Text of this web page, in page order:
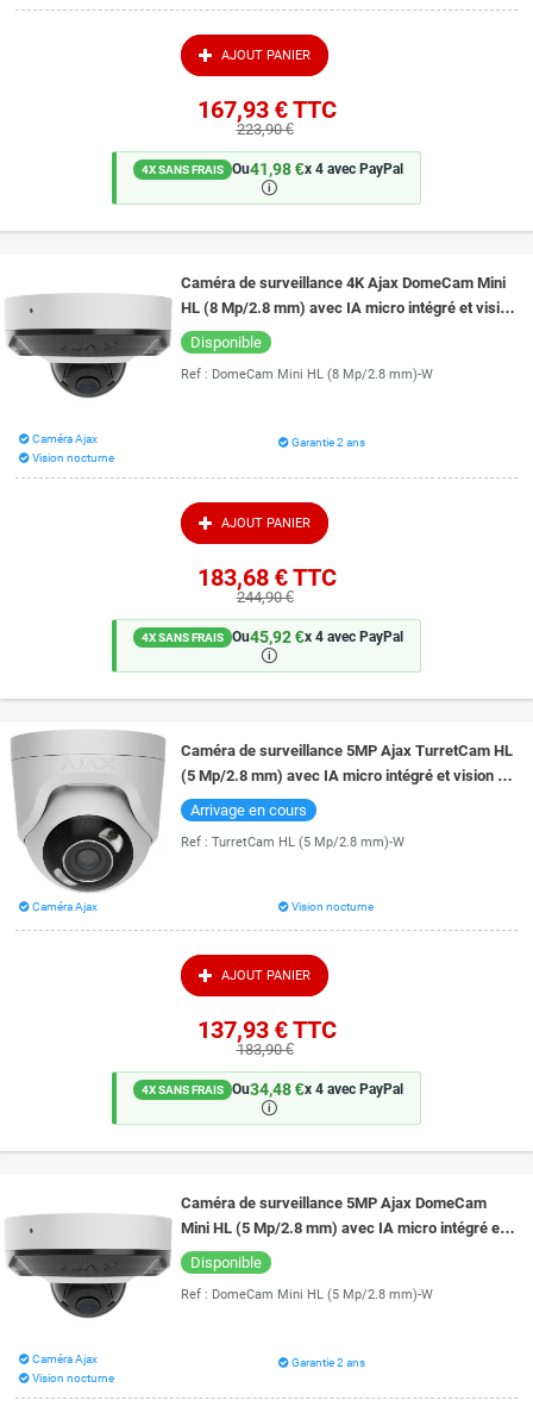
AJOUT PANIER
167,93 €TTC
223,90 €
4X SANS FRAIS Ou41,98 €x 4 avec PayPal
🛈
Caméra de surveillance 4K Ajax DomeCam Mini
HL (8 Mp/2.8 mm) avec IA micro intégré et vision
de nuit couleur 15 mètres
Disponible
Ref : DomeCam Mini HL (8 Mp/2.8 mm)-W
Caméra Ajax
Vision nocturne
Garantie 2 ans
AJOUT PANIER
183,68 €TTC
244,90 €
4X SANS FRAIS Ou45,92 €x 4 avec PayPal
🛈
Caméra de surveillance 5MP Ajax TurretCam HL
(5 Mp/2.8 mm) avec IA micro intégré et vision de
nuit couleur 50 mètres
Arrivage en cours
Ref : TurretCam HL (5 Mp/2.8 mm)-W
Caméra Ajax Vision nocturne
AJOUT PANIER
137,93 €TTC
183,90 €
4X SANS FRAIS Ou34,48 €x 4 avec PayPal
🛈
Caméra de surveillance 5MP Ajax DomeCam
Mini HL (5 Mp/2.8 mm) avec IA micro intégré et
vision de nuit couleur 15 mètres
Disponible
Ref : DomeCam Mini HL (5 Mp/2.8 mm)-W
Caméra Ajax
Vision nocturne
Garantie 2 ans